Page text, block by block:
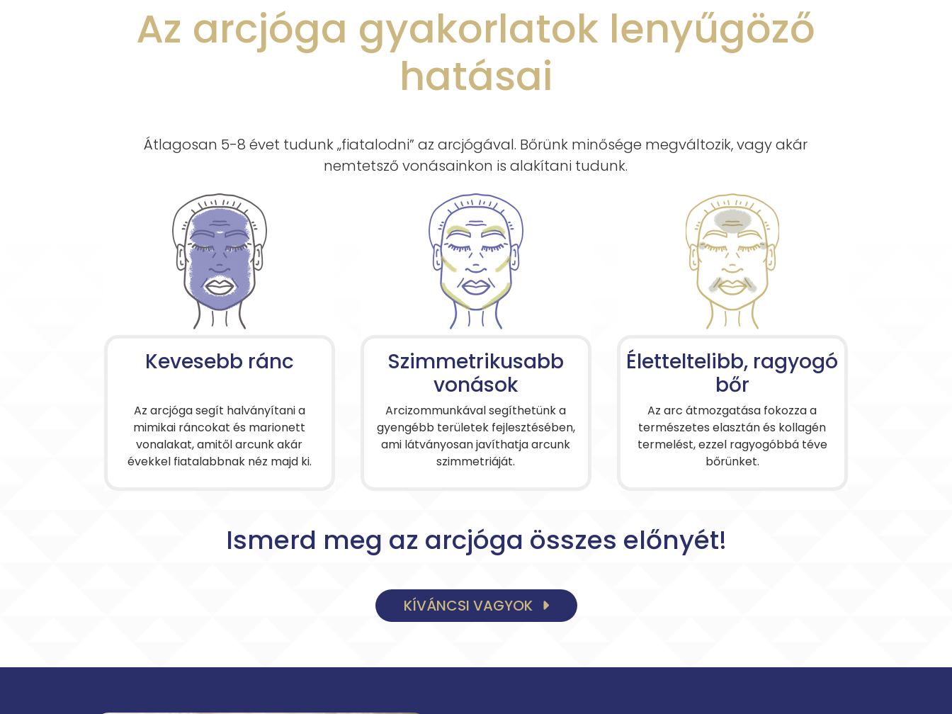
Az arcjóga gyakorlatok lenyűgöző
hatásai
Átlagosan 5-8 évet tudunk „fiatalodni” az arcjógával. Bőrünk minősége megváltozik, vagy akár
nemtetsző vonásainkon is alakítani tudunk.
Kevesebb ránc
Az arcjóga segít halványítani a
mimikai ráncokat és marionett
vonalakat, amitől arcunk akár
évekkel fiatalabbnak néz majd ki.
Szimmetrikusabb
vonások
Arcizommunkával segíthetünk a
gyengébb területek fejlesztésében,
ami látványosan javíthatja arcunk
szimmetriáját.
Életteltelibb, ragyogó
bőr
Az arc átmozgatása fokozza a
természetes elasztán és kollagén
termelést, ezzel ragyogóbbá téve
bőrünket.
Ismerd meg az arcjóga összes előnyét!
KÍVÁNCSI VAGYOK